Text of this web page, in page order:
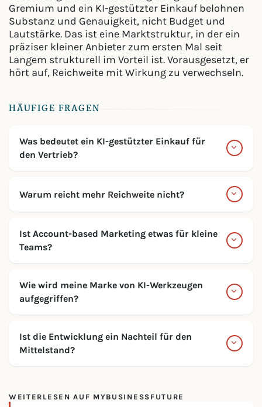
Gremium und ein KI-gestützter Einkauf belohnen
Substanz und Genauigkeit, nicht Budget und
Lautstärke. Das ist eine Marktstruktur, in der ein
präziser kleiner Anbieter zum ersten Mal seit
Langem strukturell im Vorteil ist. Vorausgesetzt, er
hört auf, Reichweite mit Wirkung zu verwechseln.
HÄUFIGE FRAGEN
Was bedeutet ein KI-gestützter Einkauf für
den Vertrieb?
Warum reicht mehr Reichweite nicht?
Ist Account-based Marketing etwas für kleine
Teams?
Wie wird meine Marke von KI-Werkzeugen
aufgegriffen?
Ist die Entwicklung ein Nachteil für den
Mittelstand?
WEITERLESEN AUF MYBUSINESSFUTURE